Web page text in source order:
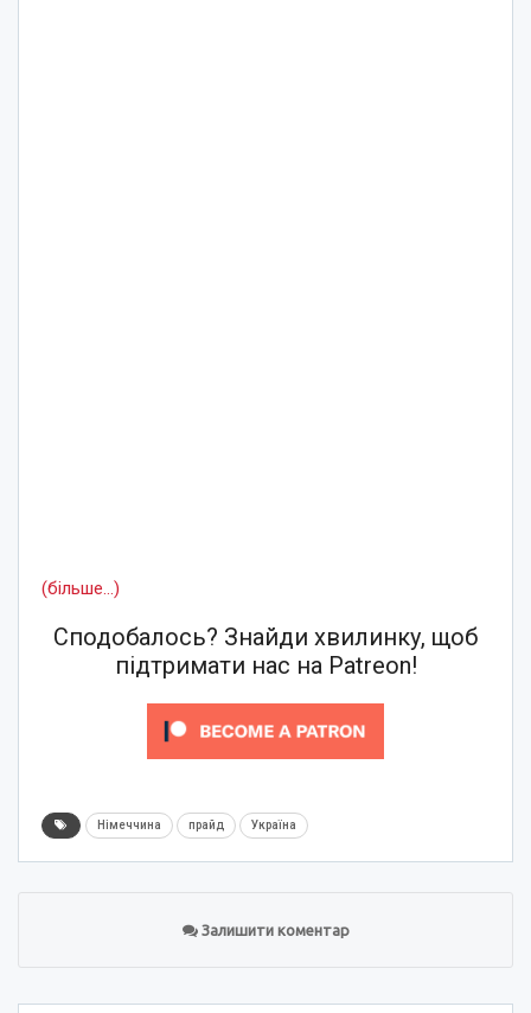
(більше…)
Сподобалось? Знайди хвилинку, щоб
підтримати нас на Patreon!
Німеччина прайд Україна
Залишити коментар